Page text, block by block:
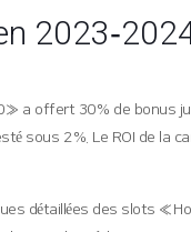
a offert 30 % de bonus
2 %. Le ROI de la
détaillées des slots «